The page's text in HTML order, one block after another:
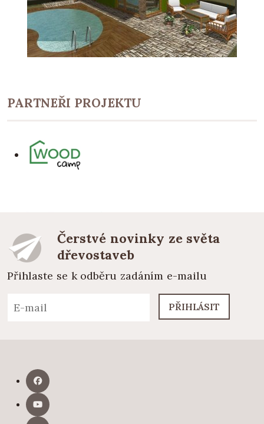
PARTNEŘI PROJEKTU
Čerstvé novinky ze světa
dřevostaveb
Přihlaste se k odběru zadáním e-mailu
PŘIHLÁSIT